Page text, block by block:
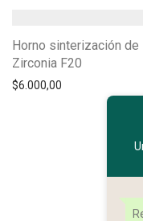
Horno sinterización de
Zirconia F20
$6.000,00